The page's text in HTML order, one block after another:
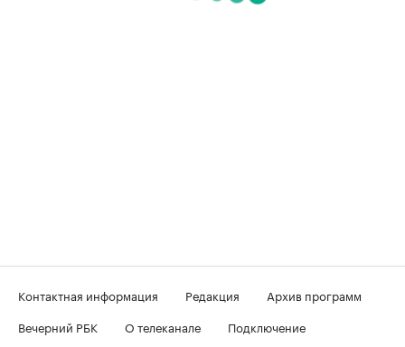
Контактная информация Редакция
Архив программ
Вечерний РБК
О телеканале
Подключение